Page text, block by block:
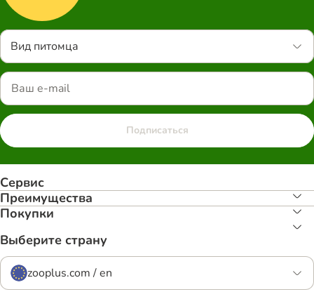
Вид питомца
Подписаться
Сервис
Преимуществa
Покупки
Выберите страну
zooplus.com / en